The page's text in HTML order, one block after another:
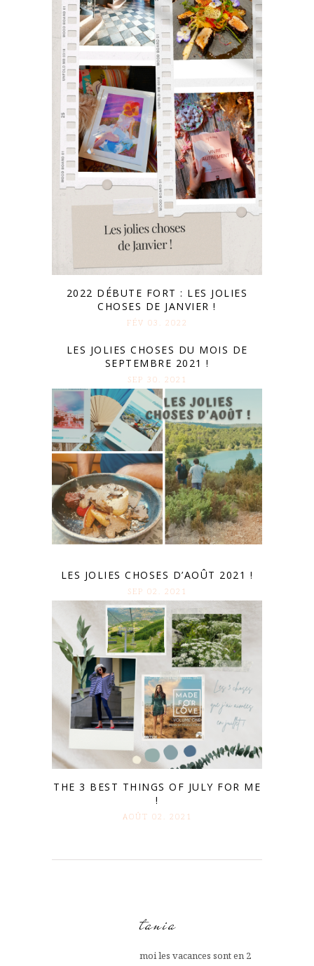
2022 DÉBUTE FORT : LES JOLIES
CHOSES DE JANVIER !
FÉV 03. 2022
LES JOLIES CHOSES DU MOIS DE
SEPTEMBRE 2021 !
SEP 30. 2021
LES JOLIES CHOSES D’AOÛT 2021 !
SEP 02. 2021
THE 3 BEST THINGS OF JULY FOR ME
!
AOÛT 02. 2021
tania
moi les vacances sont en 2